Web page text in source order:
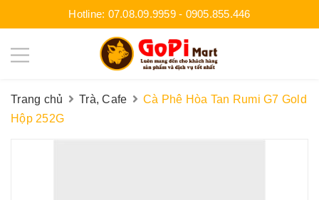
Hotline: 07.08.09.9959- 0905.855.446
Trang chủ Trà, Cafe
Cà Phê Hòa Tan Rumi G7 Gold
Hộp 252G